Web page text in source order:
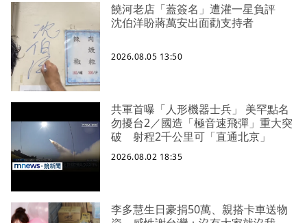
饒河老店「蓋簽名」遭灌一星負評
沈伯洋盼蔣萬安出面勸支持者
2026.08.05 13:50
共軍首曝「人形機器士兵」 美罕點名
勿擾台2／國造「極音速飛彈」重大突
破 射程2千公里可「直通北京」
2026.08.02 18:35
李多慧生日豪捐50萬、親搭卡車送物